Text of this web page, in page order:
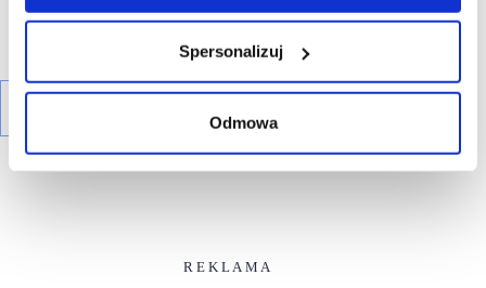
Spersonalizuj
Odmowa
R E K L A M A